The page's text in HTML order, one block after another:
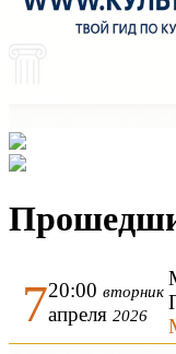
720:00 вторник
апреля 2026